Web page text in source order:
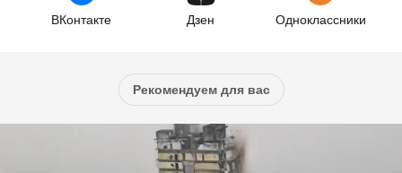
ВКонтакте Дзен Одноклассники
Рекомендуем для вас